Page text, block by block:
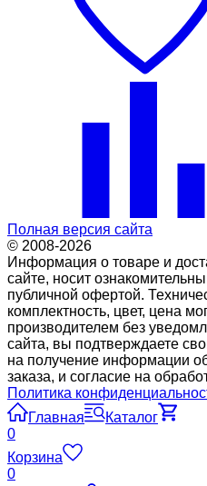
Полная версия сайта
© 2008-2026
Информация о товаре и
сайте, носит
публичной офертой.
комплектность, цвет, цена
производителем без
сайта, вы подтверждаете
на получение информации
заказа, и согласие на
Политика
Главная
Каталог
0
Корзина
0